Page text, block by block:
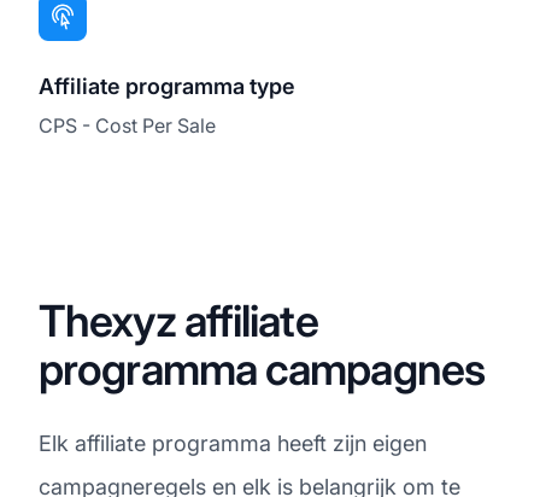
Affiliate programma type
CPS - Cost Per Sale
Thexyz affiliate
programma campagnes
Elk affiliate programma heeft zijn eigen
campagneregels en elk is belangrijk om te